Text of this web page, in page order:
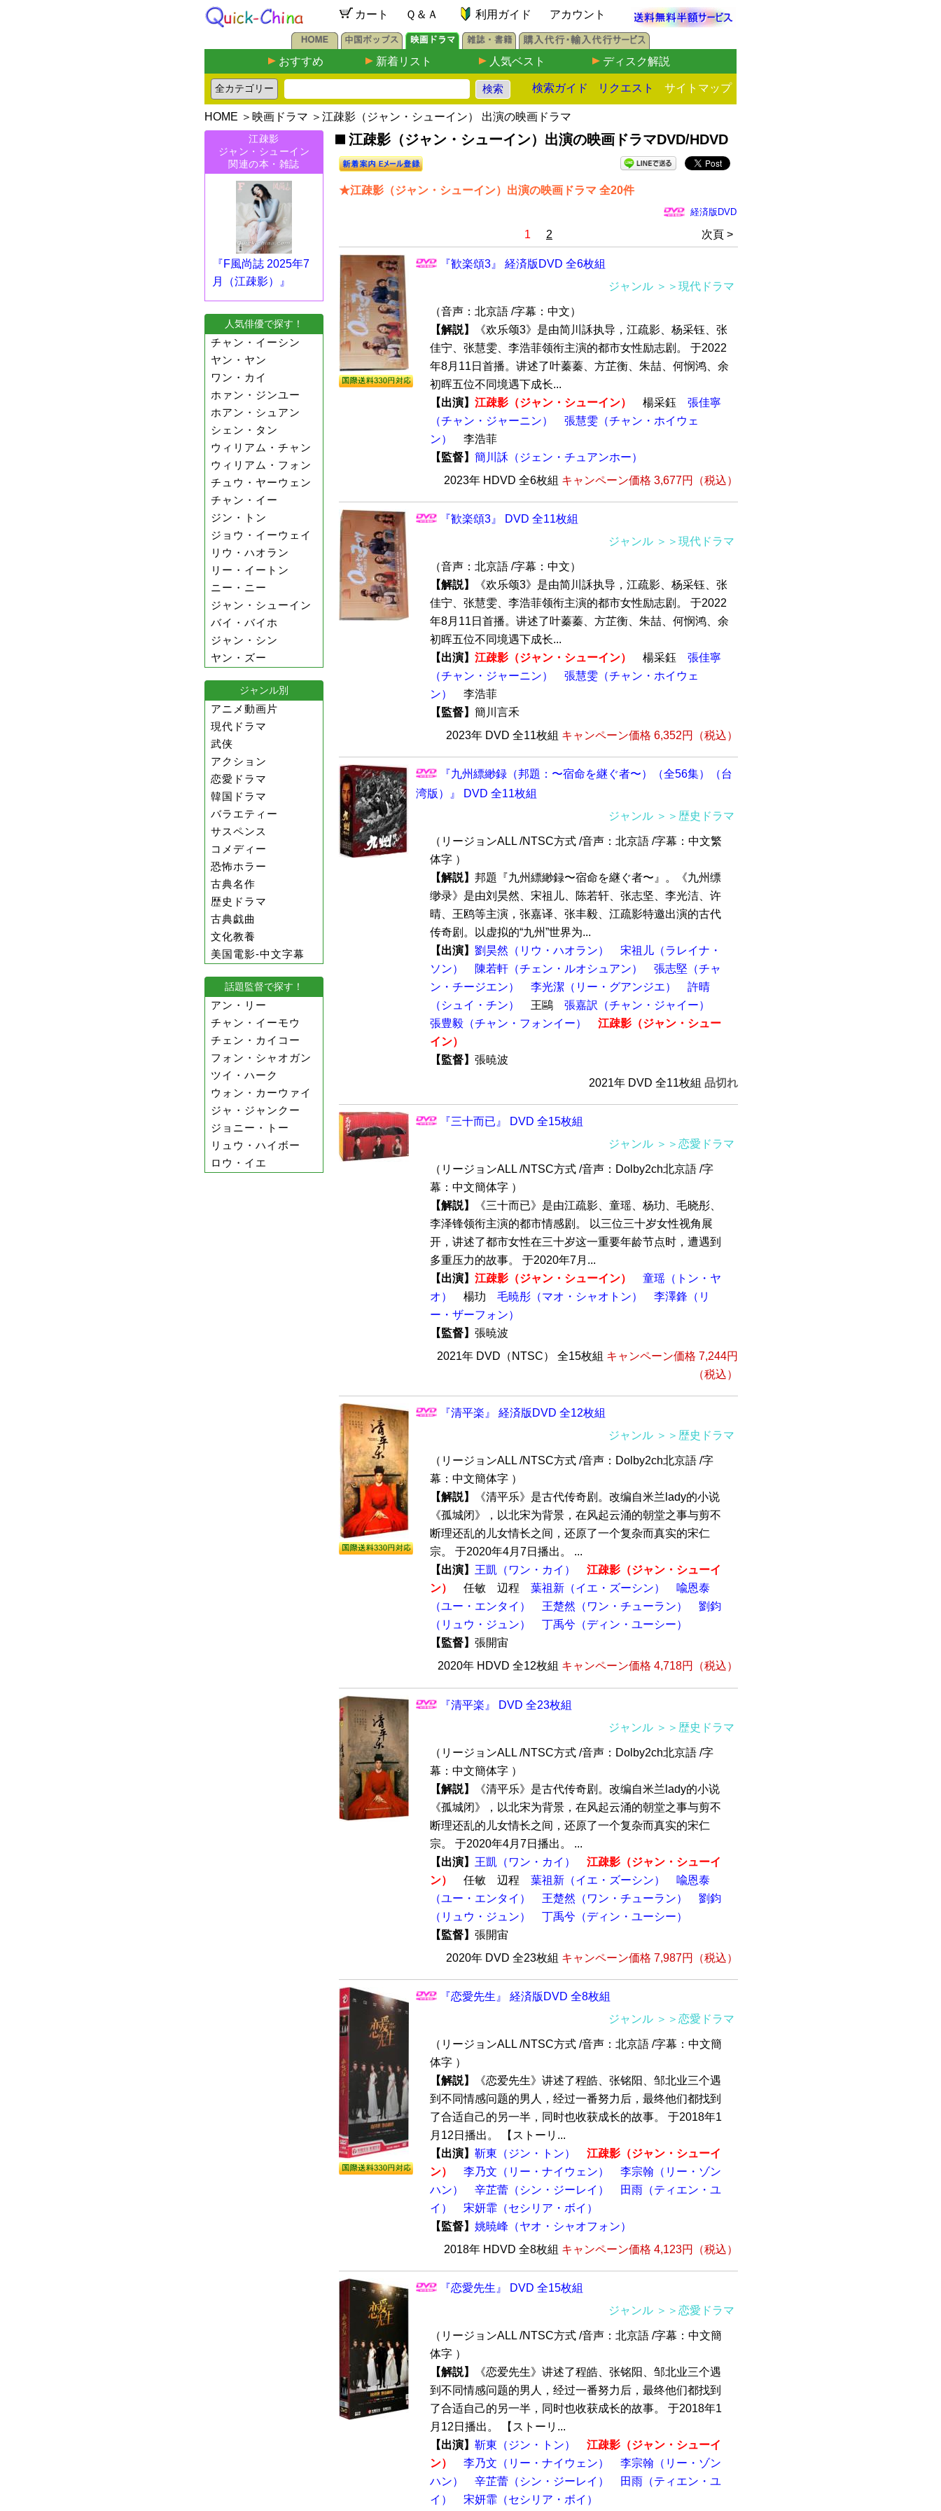
カート Ｑ＆Ａ 利用ガイド アカウント
おすすめ 新着リスト 人気ベスト ディスク解説
検索ガイド リクエスト サイトマップ
HOME ＞ 映画ドラマ ＞江疎影（ジャン・シューイン） 出演の映画ドラマ
江疎影
ジャン・シューイン
関連の本・雑誌
『F風尚誌 2025年7
月（江疎影）』
人気俳優で探す！
チャン・イーシン
ヤン・ヤン
ワン・カイ
ホァン・ジンユー
ホアン・シュアン
シェン・タン
ウィリアム・チャン
ウィリアム・フォン
チュウ・ヤーウェン
チャン・イー
ジン・トン
ジョウ・イーウェイ
リウ・ハオラン
リー・イートン
ニー・ニー
ジャン・シューイン
バイ・バイホ
ジャン・シン
ヤン・ズー
ジャンル別
アニメ動画片
現代ドラマ
武侠
アクション
恋愛ドラマ
韓国ドラマ
バラエティー
サスペンス
コメディー
恐怖ホラー
古典名作
歴史ドラマ
古典戯曲
文化教養
美国電影-中文字幕
話題監督で探す！
アン・リー
チャン・イーモウ
チェン・カイコー
フォン・シャオガン
ツイ・ハーク
ウォン・カーウァイ
ジャ・ジャンクー
ジョニー・トー
リュウ・ハイボー
ロウ・イエ
江疎影（ジャン・シューイン）出演の映画ドラマDVD/HDVD
★江疎影（ジャン・シューイン）出演の映画ドラマ 全20件
経済版DVD
次頁 >
1 2
『歓楽頌3』 経済版DVD 全6枚組
ジャンル ＞＞現代ドラマ
（音声：北京語 /字幕：中文）
【解説】
《欢乐颂3》是由简川訸执导，江疏影、杨采钰、张
佳宁、张慧雯、李浩菲领衔主演的都市女性励志剧。 于2022
年8月11日首播。讲述了叶蓁蓁、方芷衡、朱喆、何悯鸿、余
初晖五位不同境遇下成长...
【出演】 江疎影（ジャン・シューイン） 楊采鈺 張佳寧
（チャン・ジャーニン）
張慧雯（チャン・ホイウェ
ン）
李浩菲
【監督】 簡川訸（ジェン・チュアンホー）
2023年 HDVD 全6枚組 キャンペーン価格 3,677円（税込）
『歓楽頌3』 DVD 全11枚組
ジャンル ＞＞現代ドラマ
（音声：北京語 /字幕：中文）
【解説】
《欢乐颂3》是由简川訸执导，江疏影、杨采钰、张
佳宁、张慧雯、李浩菲领衔主演的都市女性励志剧。 于2022
年8月11日首播。讲述了叶蓁蓁、方芷衡、朱喆、何悯鸿、余
初晖五位不同境遇下成长...
【出演】 江疎影（ジャン・シューイン） 楊采鈺 張佳寧
（チャン・ジャーニン）
張慧雯（チャン・ホイウェ
ン）
李浩菲
【監督】 簡川言禾
2023年 DVD 全11枚組 キャンペーン価格 6,352円（税込）
『九州縹緲録（邦題：〜宿命を継ぐ者〜）（全56集）（台
湾版）』 DVD 全11枚組
ジャンル ＞＞歴史ドラマ
（リージョンALL /NTSC方式 /音声：北京語 /字幕：中文繁
体字 ）
【解説】 邦題『九州縹緲録〜宿命を継ぐ者〜』。《九州缥
缈录》是由刘昊然、宋祖儿、陈若轩、张志坚、李光洁、许
晴、王鸥等主演，张嘉译、张丰毅、江疏影特邀出演的古代
传奇剧。以虚拟的“九州”世界为...
【出演】 劉昊然（リウ・ハオラン）
宋祖儿（ラレイナ・
ソン）
陳若軒（チェン・ルオシュアン）
張志堅（チャ
ン・チージエン）
李光潔（リー・グアンジエ）
許晴
（シュイ・チン）
王鷗 張嘉訳（チャン・ジャイー）
張豊毅（チャン・フォンイー）
江疎影（ジャン・シュー
イン）
【監督】 張暁波
2021年 DVD 全11枚組 品切れ
『三十而已』 DVD 全15枚組
ジャンル ＞＞恋愛ドラマ
（リージョンALL /NTSC方式 /音声：Dolby2ch北京語 /字
幕：中文簡体字 ）
【解説】
《三十而已》是由江疏影、童瑶、杨玏、毛晓彤、
李泽锋领衔主演的都市情感剧。 以三位三十岁女性视角展
开，讲述了都市女性在三十岁这一重要年龄节点时，遭遇到
多重压力的故事。 于2020年7月...
【出演】 江疎影（ジャン・シューイン）
童瑶（トン・ヤ
オ）
楊玏 毛暁彤（マオ・シャオトン）
李澤鋒（リ
ー・ザーフォン）
【監督】 張暁波
2021年 DVD（NTSC） 全15枚組 キャンペーン価格 7,244円
（税込）
『清平楽』 経済版DVD 全12枚組
ジャンル ＞＞歴史ドラマ
（リージョンALL /NTSC方式 /音声：Dolby2ch北京語 /字
幕：中文簡体字 ）
【解説】
《清平乐》是古代传奇剧。改编自米兰lady的小说
《孤城闭》，以北宋为背景，在风起云涌的朝堂之事与剪不
断理还乱的儿女情长之间，还原了一个复杂而真实的宋仁
宗。 于2020年4月7日播出。 ...
【出演】 王凱（ワン・カイ）
江疎影（ジャン・シューイ
ン）
任敏 辺程 葉祖新（イエ・ズーシン）
喩恩泰
（ユー・エンタイ）
王楚然（ワン・チューラン）
劉鈞
（リュウ・ジュン）
丁禹兮（ディン・ユーシー）
【監督】 張開宙
2020年 HDVD 全12枚組 キャンペーン価格 4,718円（税込）
『清平楽』 DVD 全23枚組
ジャンル ＞＞歴史ドラマ
（リージョンALL /NTSC方式 /音声：Dolby2ch北京語 /字
幕：中文簡体字 ）
【解説】
《清平乐》是古代传奇剧。改编自米兰lady的小说
《孤城闭》，以北宋为背景，在风起云涌的朝堂之事与剪不
断理还乱的儿女情长之间，还原了一个复杂而真实的宋仁
宗。 于2020年4月7日播出。 ...
【出演】 王凱（ワン・カイ）
江疎影（ジャン・シューイ
ン）
任敏 辺程 葉祖新（イエ・ズーシン）
喩恩泰
（ユー・エンタイ）
王楚然（ワン・チューラン）
劉鈞
（リュウ・ジュン）
丁禹兮（ディン・ユーシー）
【監督】 張開宙
2020年 DVD 全23枚組 キャンペーン価格 7,987円（税込）
『恋愛先生』 経済版DVD 全8枚組
ジャンル ＞＞恋愛ドラマ
（リージョンALL /NTSC方式 /音声：北京語 /字幕：中文簡
体字 ）
【解説】
《恋爱先生》讲述了程皓、张铭阳、邹北业三个遇
到不同情感问题的男人，经过一番努力后，最终他们都找到
了合适自己的另一半，同时也收获成长的故事。 于2018年1
月12日播出。 【ストーリ...
【出演】 靳東（ジン・トン）
江疎影（ジャン・シューイ
ン）
李乃文（リー・ナイウェン）
李宗翰（リー・ゾン
ハン）
辛芷蕾（シン・ジーレイ）
田雨（ティエン・ユ
イ）
宋妍霏（セシリア・ボイ）
【監督】 姚暁峰（ヤオ・シャオフォン）
2018年 HDVD 全8枚組 キャンペーン価格 4,123円（税込）
『恋愛先生』 DVD 全15枚組
ジャンル ＞＞恋愛ドラマ
（リージョンALL /NTSC方式 /音声：北京語 /字幕：中文簡
体字 ）
【解説】
《恋爱先生》讲述了程皓、张铭阳、邹北业三个遇
到不同情感问题的男人，经过一番努力后，最终他们都找到
了合适自己的另一半，同时也收获成长的故事。 于2018年1
月12日播出。 【ストーリ...
【出演】 靳東（ジン・トン）
江疎影（ジャン・シューイ
ン）
李乃文（リー・ナイウェン）
李宗翰（リー・ゾン
ハン）
辛芷蕾（シン・ジーレイ）
田雨（ティエン・ユ
イ）
宋妍霏（セシリア・ボイ）